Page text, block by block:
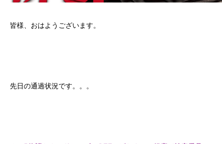
皆様、おはようございます。
先日の通過状況です。。。